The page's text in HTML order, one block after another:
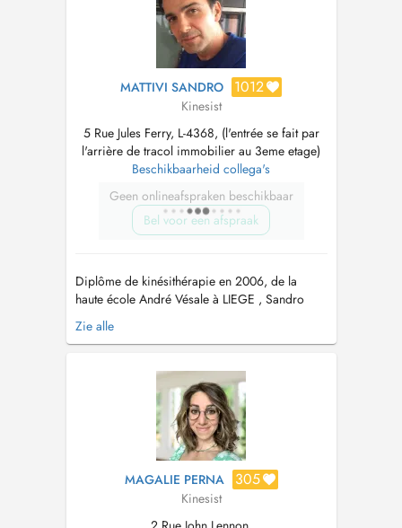
MATTIVI SANDRO 1012
Kinesist
5 Rue Jules Ferry, L-4368, (l'entrée se fait par
l'arrière de tracol immobilier au 3eme etage)
Beschikbaarheid collega's
Geen onlineafspraken beschikbaar
Bel voor een afspraak
Diplôme de kinésithérapie en 2006, de la
haute école André Vésale à LIEGE , Sandro
MATTIVI à continuellement développer sa
pratique afin d acquérir une approche du
therapie manuelle , kiné du sport à LIEGE
Formation vestibulaire à CANNES...
Zie alle
MAGALIE PERNA 305
Kinesist